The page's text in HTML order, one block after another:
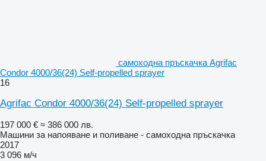
самоходна пръскачка Agrifac
Condor 4000/36(24) Self-propelled sprayer
16
Agrifac Condor 4000/36(24) Self-propelled sprayer
197 000 € ≈ 386 000 лв.
Машини за напояване и поливане - самоходна пръскачка
2017
3 096 м/ч